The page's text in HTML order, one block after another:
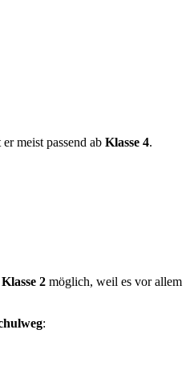
meist passend ab Klasse 4.
Klasse 2 möglich, weil es vor allem
: